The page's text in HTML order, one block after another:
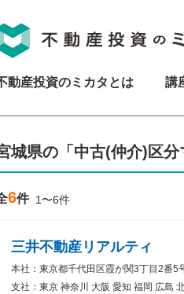
動産投資のミカタとは 講
城県の「中古(仲介)区
6件 1〜6件
三井不動産リアルティ
本社：東京都千代田区霞が関3丁目2番
支社：東京 神奈川 大阪 愛知 福岡 広島